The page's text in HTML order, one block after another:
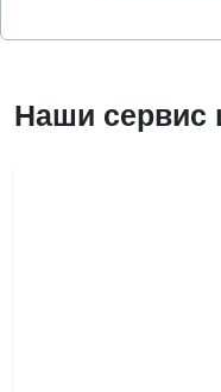
Наши сервис